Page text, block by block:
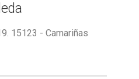
15123 - Camariñas